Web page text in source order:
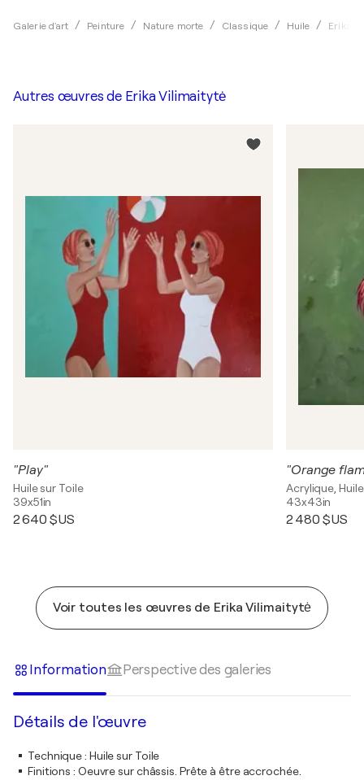
Galerie d'art Peinture Nature morte Classique Huile Erika
Autres œuvres de Erika Vilimaitytė
"Play"
Huile sur Toile
39x51in
2 640 $US
"Orange
Acrylique,
43x43in
2 480 $US
Voir toutes les œuvres de Erika Vilimaitytė
Information Perspective des galeries
Détails de l'œuvre
Technique: Huile sur Toile
Finitions : Oeuvre sur châssis. Prête à être accrochée.